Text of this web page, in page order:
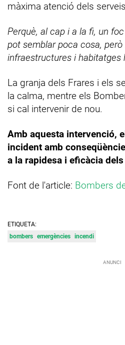
màxima atenció dels
Perquè, al cap i a la fi, un
pot semblar poca cosa,
infraestructures i habitatges
La granja dels Frares i els
la calma, mentre els
si cal intervenir de nou.
Amb aquesta intervenció,
incident amb
a la rapidesa i eficàcia
Font de l'article: Bombers
ETIQUETA:
bombers emergències incendi